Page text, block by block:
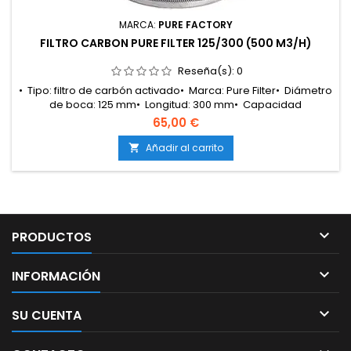
MARCA: PURE FACTORY
FILTRO CARBON PURE FILTER 125/300 (500 M3/H)
Reseña(s): 0
• Tipo: filtro de carbón activado• Marca: Pure Filter• Diámetro
de boca: 125 mm• Longitud: 300 mm• Capacidad
máxima: 500 m³/h• Carbón: RC 412 virgen
australiano• Espesor de carbón: 3 cm• Granulado: tamaño
estrictamente controlado• Prueba de yodo: nivel moderado
a alto• Contenido en cenizas: bajo• Incluye: 2 pre-
filtros• Ventaja: alta absorción...
65,00 €
 Añadir al carrito
PRODUCTOS 
INFORMACIÓN 
SU CUENTA 